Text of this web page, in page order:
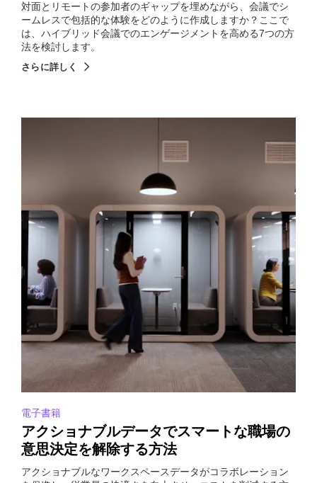
対面とリモートの参加者のギャップを埋めながら、会議でシ
ームレスで包括的な体験をどのように作成しますか？ここで
は、ハイブリッド会議でのエンゲージメントを高める7つの方
法を検討します。
さらに詳しく
電子書籍
アクショナブルデータでスマートな職場の
意思決定を解除する方法
アクショナブルなワークスペースデータがコラボレーション